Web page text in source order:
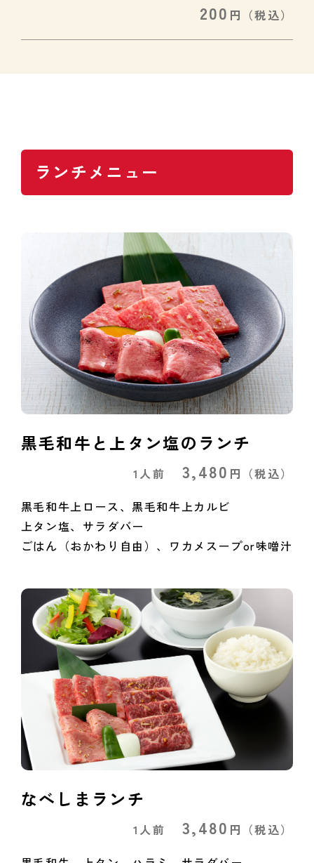
200 円 （税込）
ランチメニュー
黒毛和牛と上タン塩のランチ
1人前 3,480 円 （税込）
黒毛和牛上ロース、黒毛和牛上カルビ
上タン塩、サラダバー
ごはん（おかわり自由）、ワカメスープor味噌汁
なべしまランチ
1人前 3,480 円 （税込）